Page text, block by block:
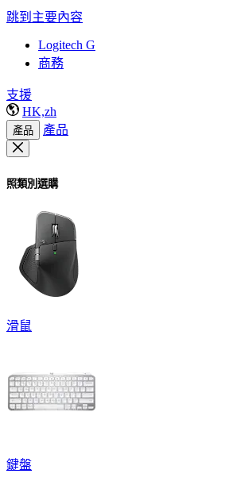
跳到主要內容
Logitech G
商務
支援
HK,zh
產品 產品
照類別選購
滑鼠
鍵盤